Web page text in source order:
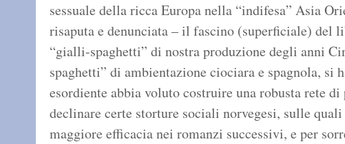
sessuale della ricca Europa nella “indifesa” Asia
risaputa e denunciata – il fascino (superficiale) del
“gialli-spaghetti” di nostra produzione degli anni
spaghetti” di ambientazione ciociara e spagnola, si
esordiente abbia voluto costruire una robusta rete
declinare certe storture sociali norvegesi, sulle
maggiore efficacia nei romanzi successivi, e per